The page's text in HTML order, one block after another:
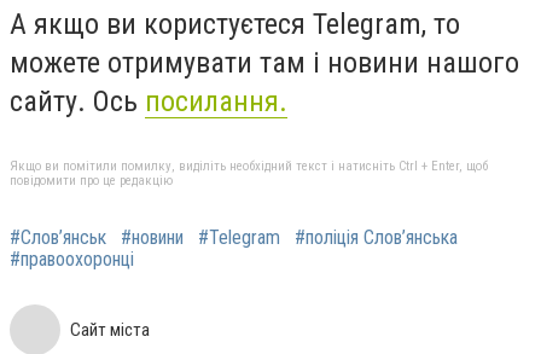
А якщо ви користуєтеся Telegram, то
можете отримувати там і новини нашого
сайту. Ось посилання.
Якщо ви помітили помилку, виділіть необхідний текст і натисніть Ctrl + Enter, щоб
повідомити про це редакцію
#Слов’янськ #новини #Telegram
#поліція Слов’янська
#правоохоронці
Сайт міста